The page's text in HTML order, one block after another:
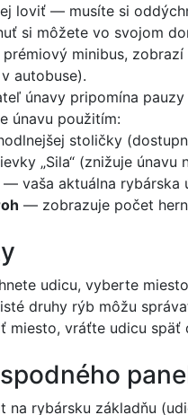
loviť — musíte si
si môžete vo svojom
minibus,
autobuse).
únavy pripomína
únavu použitím:
stoličky
„Sila“ (znižuje
— vaša aktuálna rybárska
— zobrazuje počet
udicu, vyberte
druhy rýb môžu
miesto, vráťte udicu späť
na rybársku základňu